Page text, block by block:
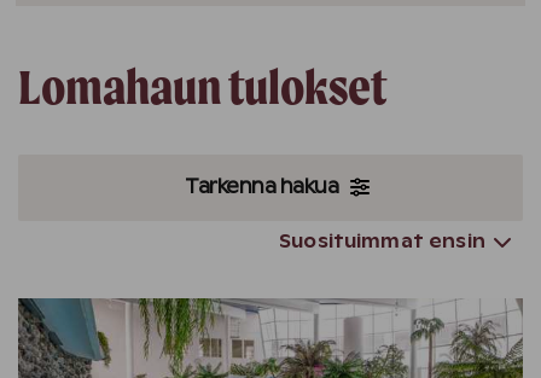
Lomahaun tulokset
Tarkenna hakua
Suosituimmat ensin